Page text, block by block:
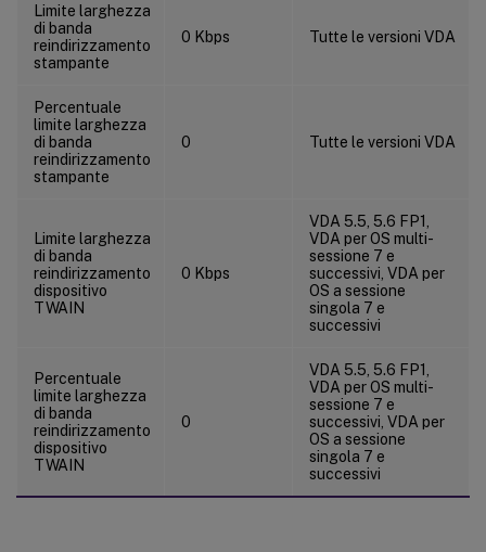
Limite larghezza
di banda
reindirizzamento
stampante
0 Kbps Tutte le versioni VDA
Percentuale
limite larghezza
di banda
reindirizzamento
stampante
0 Tutte le versioni VDA
Limite larghezza
di banda
reindirizzamento
dispositivo
TWAIN
0 Kbps
VDA 5.5, 5.6 FP1,
VDA per OS multi-
sessione 7 e
successivi, VDA per
OS a sessione
singola 7 e
successivi
Percentuale
limite larghezza
di banda
reindirizzamento
dispositivo
TWAIN
0
VDA 5.5, 5.6 FP1,
VDA per OS multi-
sessione 7 e
successivi, VDA per
OS a sessione
singola 7 e
successivi